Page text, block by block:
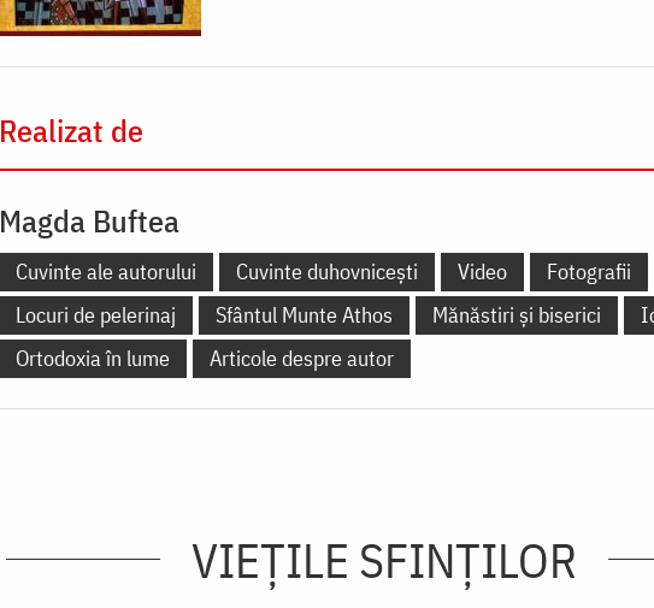
Realizat de
Magda Buftea
Cuvinte ale autorului Cuvinte duhovnicești Video
Fotografii
Locuri de pelerinaj
Sfântul Munte Athos Mănăstiri și biserici
Ortodoxia în lume
Articole despre autor
VIEŢILE SFINŢILOR